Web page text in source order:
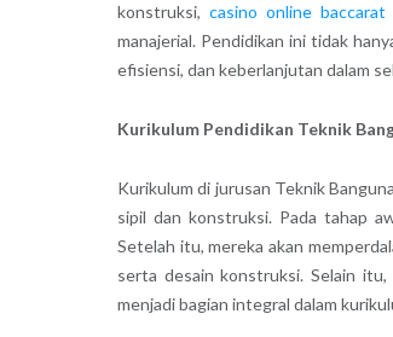
konstruksi,casino online baccarat
manajerial. Pendidikan ini tidak
efisiensi, dan keberlanjutan dalam
Kurikulum Pendidikan Teknik
Kurikulum di jurusan Teknik
sipil dan konstruksi. Pada tahap
Setelah itu, mereka akan
serta desain konstruksi. Selain
menjadi bagian integral dalam